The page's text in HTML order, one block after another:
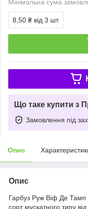
Мінімальна сума
8,50 ₴ від 3 шт.
Що таке купити з
Замовлення під
Опис
Опис
Гарбуз Руж Віф Де Тамп
сорт мускатного типу